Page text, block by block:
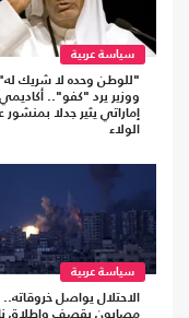
سياسة عربية
"للوطن وحده لا شريك له"
ووزير يرد "كفو".. أكاديمي
إماراتي يثير جدلا بمنشور
الولاء
سياسة عربية
الاحتلال يواصل خروقاته..
مصابون بقصف وإطلاق